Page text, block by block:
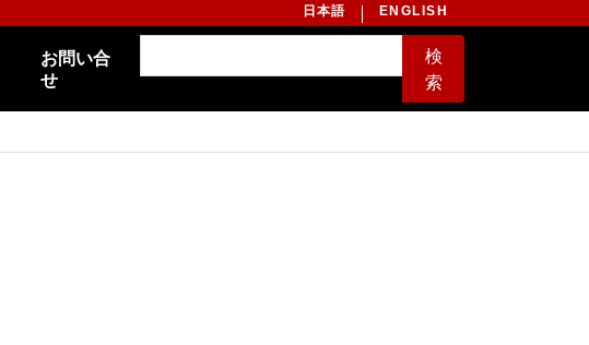
日本語 ENGLISH
お問い合
せ
検
索